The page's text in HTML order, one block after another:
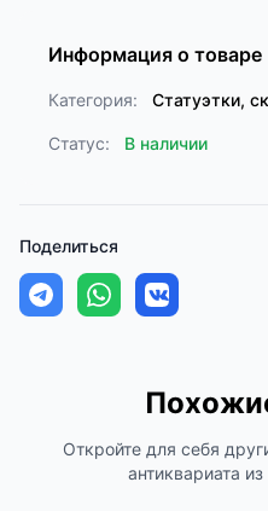
Информация о товаре
Категория: Статуэтки,
Статус: В наличии
Поделиться
Откройте для себя
антиквариата